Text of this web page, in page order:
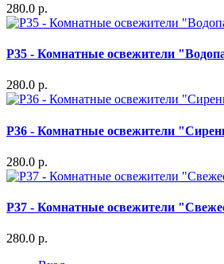
280.0 р.
P35 - Комнатные освежители
280.0 р.
P36 - Комнатные освежители
280.0 р.
P37 - Комнатные освежители
280.0 р.